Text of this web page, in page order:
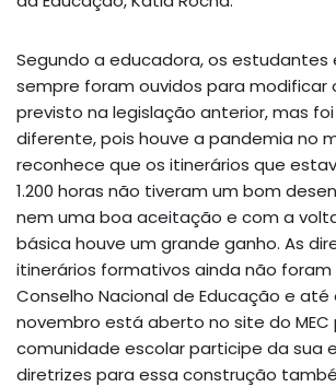
Segundo a educadora, os estudantes
sempre foram ouvidos para modificar
previsto na legislação anterior, mas
diferente, pois houve a pandemia no
reconhece que os itinerários que
1.200 horas não tiveram um bom
nem uma boa aceitação e com a
básica houve um grande ganho. As
itinerários formativos ainda não foram
Conselho Nacional de Educação e até
novembro está aberto no site do MEC
comunidade escolar participe da sua
diretrizes para essa construção